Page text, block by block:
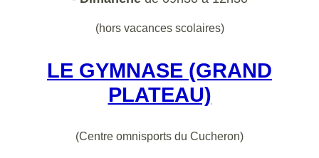
(hors vacances scolaires)
LE GYMNASE (GRAND
PLATEAU)
(Centre omnisports du Cucheron)